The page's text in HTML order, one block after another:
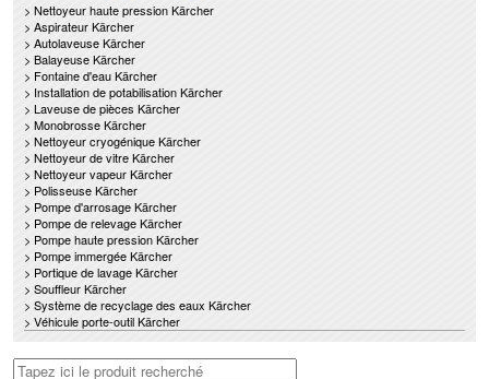
> Nettoyeur haute pression Kärcher
> Aspirateur Kärcher
> Autolaveuse Kärcher
> Balayeuse Kärcher
> Fontaine d'eau Kärcher
> Installation de potabilisation Kärcher
> Laveuse de pièces Kärcher
> Monobrosse Kärcher
> Nettoyeur cryogénique Kärcher
> Nettoyeur de vitre Kärcher
> Nettoyeur vapeur Kärcher
> Polisseuse Kärcher
> Pompe d'arrosage Kärcher
> Pompe de relevage Kärcher
> Pompe haute pression Kärcher
> Pompe immergée Kärcher
> Portique de lavage Kärcher
> Souffleur Kärcher
> Système de recyclage des eaux Kärcher
> Véhicule porte-outil Kärcher